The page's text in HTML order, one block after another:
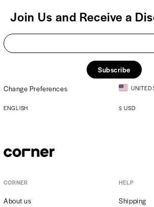
Join Us and Receive a
Subscribe
Change Preferences
UNITED
ENGLISH $ USD
CORNER
About us
HELP
Shipping